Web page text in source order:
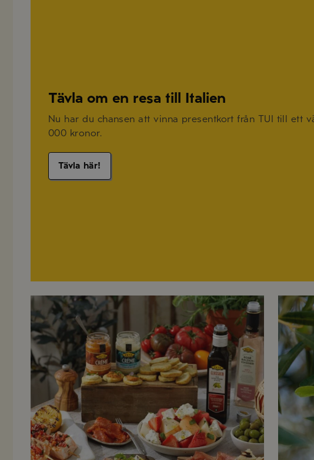
Tävla om en resa till Italien
Nu har du chansen att vinna presentkort från TUI till ett
000 kronor.
Tävla här!
Recept på sommarmat Olivolja